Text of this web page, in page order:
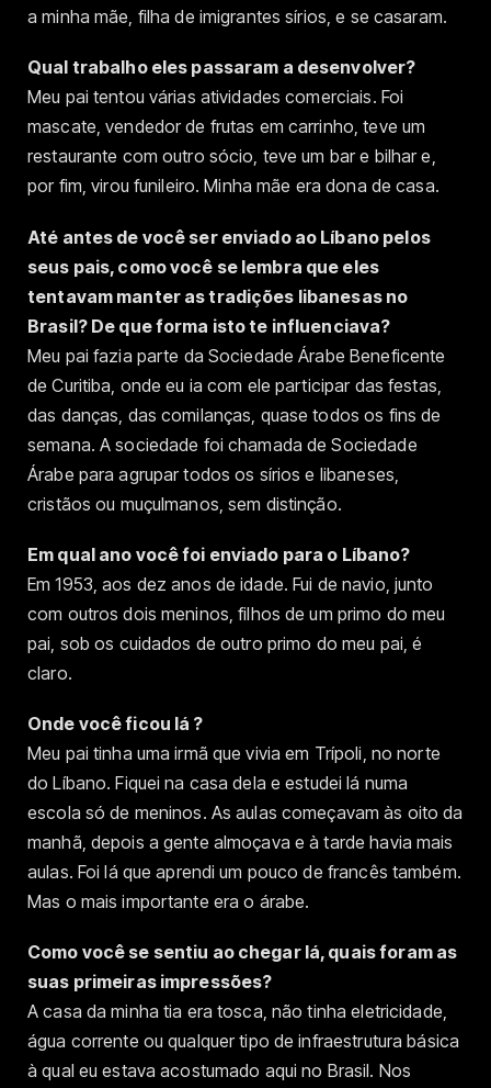
a minha mãe, filha de imigrantes sírios, e se casaram.
Qual trabalho eles passaram a desenvolver?
Meu pai tentou várias atividades comerciais. Foi
mascate, vendedor de frutas em carrinho, teve um
restaurante com outro sócio, teve um bar e bilhar e,
por fim, virou funileiro. Minha mãe era dona de casa.
Até antes de você ser enviado ao Líbano pelos
seus pais, como você se lembra que eles
tentavam manter as tradições libanesas no
Brasil? De que forma isto te influenciava?
Meu pai fazia parte da Sociedade Árabe Beneficente
de Curitiba, onde eu ia com ele participar das festas,
das danças, das comilanças, quase todos os fins de
semana. A sociedade foi chamada de Sociedade
Árabe para agrupar todos os sírios e libaneses,
cristãos ou muçulmanos, sem distinção.
Em qual ano você foi enviado para o Líbano?
Em 1953, aos dez anos de idade. Fui de navio, junto
com outros dois meninos, filhos de um primo do meu
pai, sob os cuidados de outro primo do meu pai, é
claro.
Onde você ficou lá ?
Meu pai tinha uma irmã que vivia em Trípoli, no norte
do Líbano. Fiquei na casa dela e estudei lá numa
escola só de meninos. As aulas começavam às oito da
manhã, depois a gente almoçava e à tarde havia mais
aulas. Foi lá que aprendi um pouco de francês também.
Mas o mais importante era o árabe.
Como você se sentiu ao chegar lá, quais foram as
suas primeiras impressões?
A casa da minha tia era tosca, não tinha eletricidade,
água corrente ou qualquer tipo de infraestrutura básica
à qual eu estava acostumado aqui no Brasil. Nos